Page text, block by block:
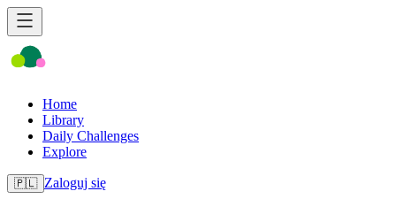
Home
Library
Daily Challenges
Explore
🇵🇱 Zaloguj się